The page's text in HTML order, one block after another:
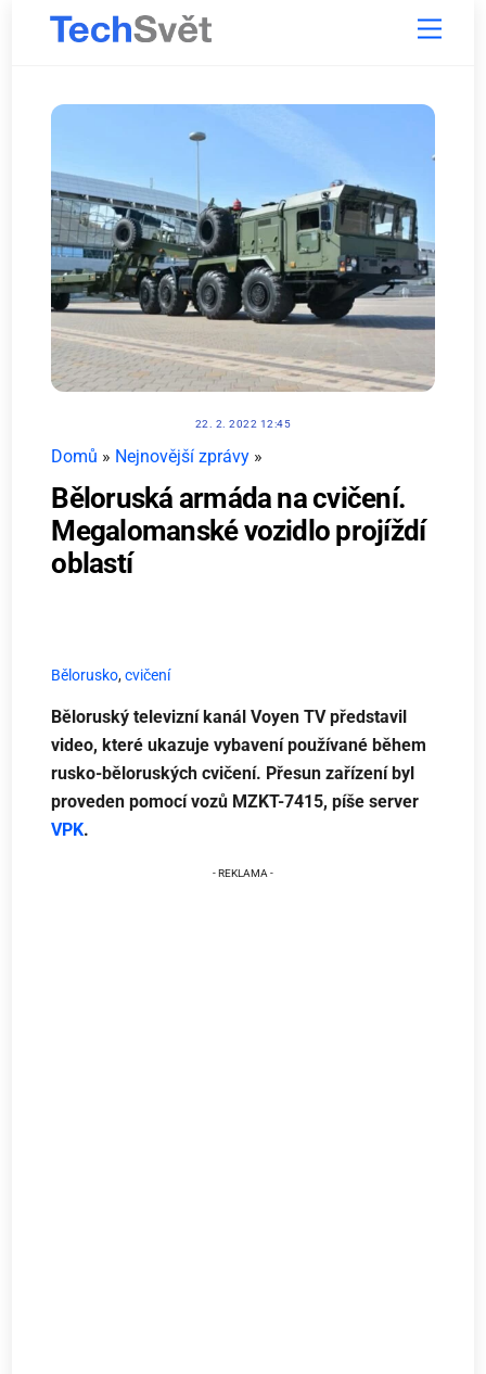
Menu
22. 2. 2022 12:45
Domů » Nejnovější zprávy »
Běloruská armáda na cvičení.
Megalomanské vozidlo projíždí
oblastí
Bělorusko,cvičení
Běloruský televizní kanál Voyen TV představil
video, které ukazuje vybavení používané během
rusko-běloruských cvičení. Přesun zařízení byl
proveden pomocí vozů MZKT-7415, píše server
VPK.